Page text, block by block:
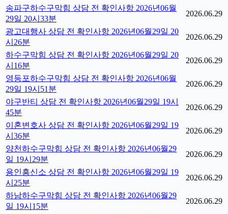
송파구하수구막힘 상담 전 확인사항 2026년06월
29일 20시33분
2026.06.29
광고대행사 상담 전 확인사항 2026년06월29일 20
시26분
2026.06.29
하수구막힘 상담 전 확인사항 2026년06월29일 20
시16분
2026.06.29
영등포하수구막힘 상담 전 확인사항 2026년06월
29일 19시51분
2026.06.29
야구반티 상담 전 확인사항 2026년06월29일 19시
45분
2026.06.29
이혼변호사 상담 전 확인사항 2026년06월29일 19
시36분
2026.06.29
양천하수구막힘 상담 전 확인사항 2026년06월29
일 19시29분
2026.06.29
용인흥신소 상담 전 확인사항 2026년06월29일 19
시25분
2026.06.29
하남하수구막힘 상담 전 확인사항 2026년06월29
일 19시15분
2026.06.29